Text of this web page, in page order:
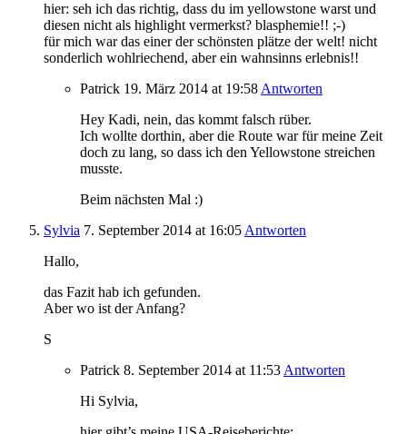
hier: seh ich das richtig, dass du im yellowstone warst und
diesen nicht als highlight vermerkst? blasphemie!! ;-)
für mich war das einer der schönsten plätze der welt! nicht
sonderlich wohlriechend, aber ein wahnsinns erlebnis!!
Patrick 19. März 2014 at 19:58 Antworten
Hey Kadi, nein, das kommt falsch rüber.
Ich wollte dorthin, aber die Route war für meine Zeit
doch zu lang, so dass ich den Yellowstone streichen
musste.
Beim nächsten Mal :)
Sylvia 7. September 2014 at 16:05 Antworten
Hallo,
das Fazit hab ich gefunden.
Aber wo ist der Anfang?
S
Patrick 8. September 2014 at 11:53 Antworten
Hi Sylvia,